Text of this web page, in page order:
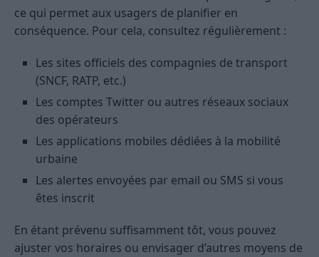
ce qui permet aux usagers de planifier en
conséquence. Pour cela, consultez régulièrement :
Les sites officiels des compagnies de transport
(SNCF, RATP, etc.)
Les comptes Twitter ou autres réseaux sociaux
des opérateurs
Les applications mobiles dédiées à la mobilité
urbaine
Les alertes envoyées par email ou SMS si vous
êtes inscrit
En étant prévenu suffisamment tôt, vous pouvez
ajuster vos horaires ou envisager d’autres moyens de